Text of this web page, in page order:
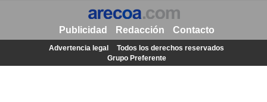
Publicidad Redacción Contacto
Advertencia legal
Todos los derechos reservados
Grupo Preferente